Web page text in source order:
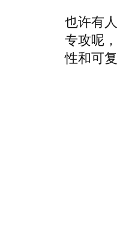
也许有
专攻呢
性和可